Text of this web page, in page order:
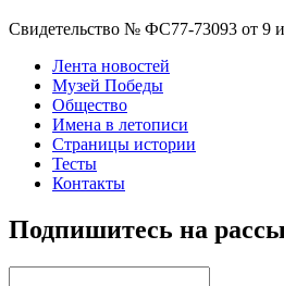
Свидетельство № ФС77-73093 от 9
Лента новостей
Музей Победы
Общество
Имена в летописи
Страницы истории
Тесты
Контакты
Подпишитесь на